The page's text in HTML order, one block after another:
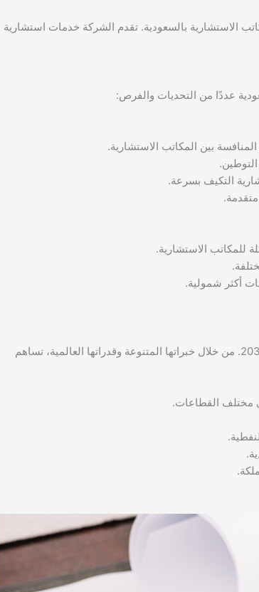
الاستشارية بالسعودية. تقدم الشركة خدمات استشارية
بين المكاتب الاستشارية.
التكيف بسرعة.
أكثر شمولية.
تلعب اكبر المكاتب الاستشارية بالسعودية دورًا محوريًا في دعم وتحقيق أهداف رؤية المملكة 2030. من خلال خبراتها المتنوعة وقدراتها العالمية، تساهم
مختلف القطاعات.